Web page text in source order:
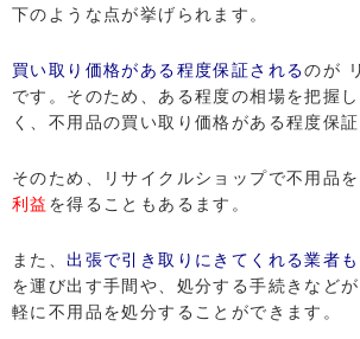
下のような点が挙げられます。
買い取り価格がある程度保証されるのが
です。そのため、ある程度の相場を把握
く、不用品の買い取り価格がある程度保証
そのため、リサイクルショップで不用品を
利益 を得ることもあるます。
また、出張で引き取りにきてくれる業者
を運び出す手間や、処分する手続きなど
軽に不用品を処分することができます。